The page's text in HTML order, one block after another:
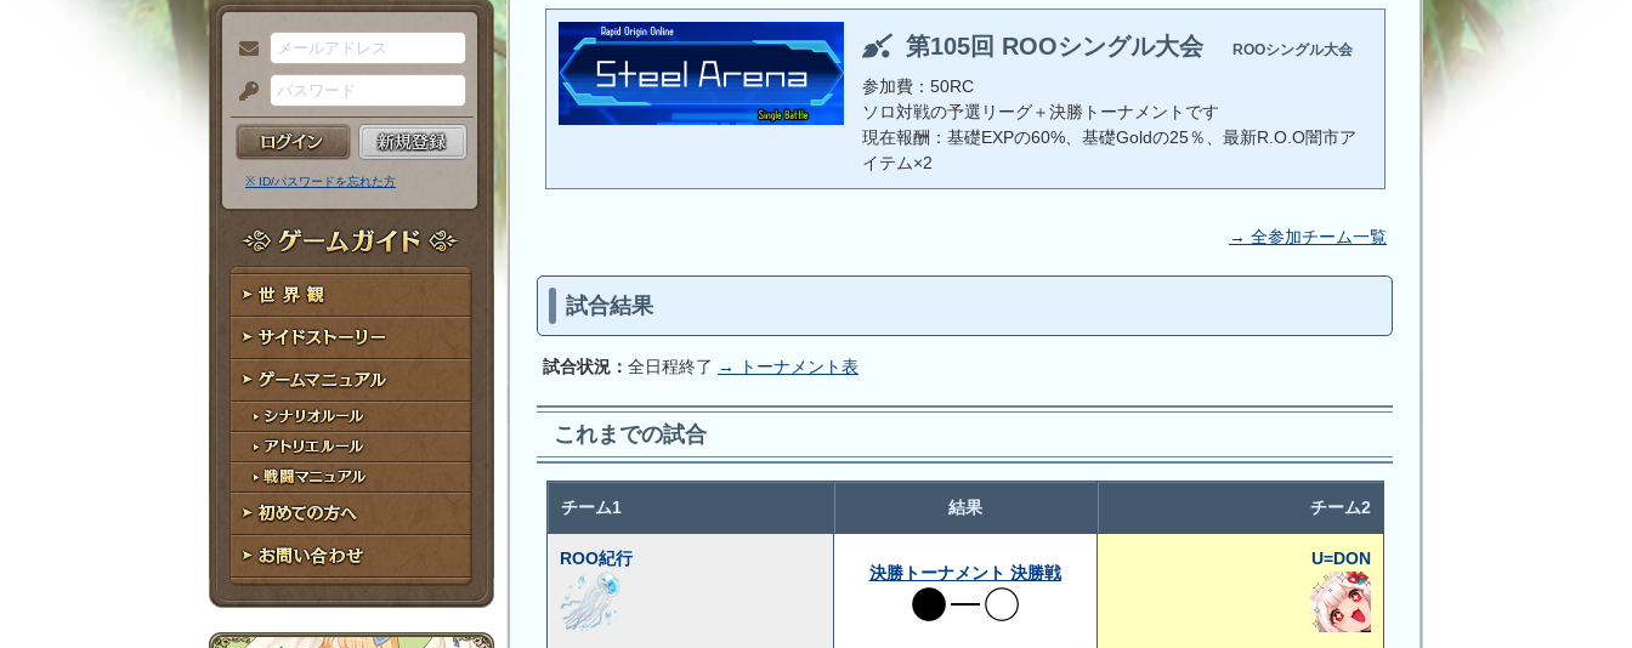
メ
ー
ル
ア
ド
レ
ス
パ
ス
ー
ド
※ ID/パスワードを忘れた方
ゲームガイド
世界観
サイドストーリー
ゲームマニュアル
シナリオルール
アトリエルール
戦闘マニュアル
初めての方へ
お問い合わせ
第105回 ROOシングル大会 ROOシングル大会
参加費：50RC
ソロ対戦の予選リーグ＋決勝トーナメントです
現在報酬：基礎EXPの60%、基礎Goldの25％、最新R.O.O闇市ア
イテム×2
→ 全参加チーム一覧
試合結果
試合状況： 全日程終了 → トーナメント表
これまでの試合
チーム1 結果 チーム2
ROO紀行
決勝トーナメント 決勝戦
U=DON